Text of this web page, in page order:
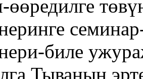
өөредилге
биле
Тываның